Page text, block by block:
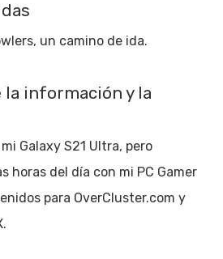
un camino de ida.
la información y la
Galaxy S21 Ultra, pero
horas del día con mi PC Gamer
para OverCluster.com y